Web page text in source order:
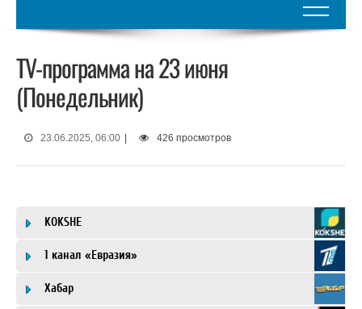
TV-программа на 23 июня
(Понедельник)
23.06.2025, 06:00 426 просмотров
KOKSHE
1 канал «Евразия»
Хабар